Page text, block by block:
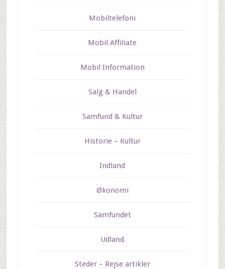
Mobiltelefoni
Mobil Affiliate
Mobil Information
Salg & Handel
Samfund & Kultur
Historie – Kultur
Indland
Økonomi
Samfundet
Udland
Steder – Rejse artikler